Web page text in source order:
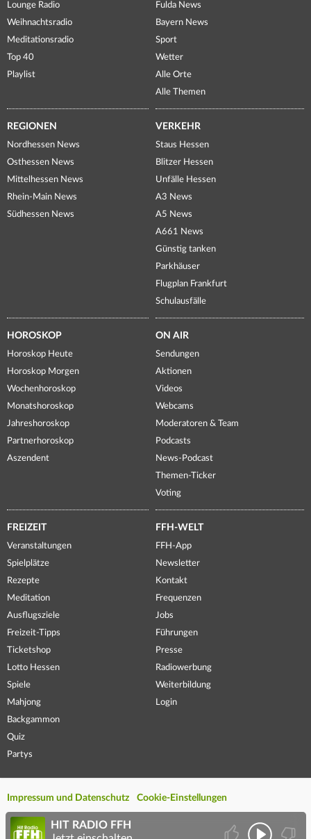
Lounge Radio
Weihnachtsradio
Meditationsradio
Top 40
Playlist
Fulda News
Bayern News
Sport
Wetter
Alle Orte
Alle Themen
REGIONEN
Nordhessen News
Osthessen News
Mittelhessen News
Rhein-Main News
Südhessen News
VERKEHR
Staus Hessen
Blitzer Hessen
Unfälle Hessen
A3 News
A5 News
A661 News
Günstig tanken
Parkhäuser
Flugplan Frankfurt
Schulausfälle
HOROSKOP
Horoskop Heute
Horoskop Morgen
Wochenhoroskop
Monatshoroskop
Jahreshoroskop
Partnerhoroskop
Aszendent
ON AIR
Sendungen
Aktionen
Videos
Webcams
Moderatoren & Team
Podcasts
News-Podcast
Themen-Ticker
Voting
FREIZEIT
Veranstaltungen
Spielplätze
Rezepte
Meditation
Ausflugsziele
Freizeit-Tipps
Ticketshop
Lotto Hessen
Spiele
Mahjong
Backgammon
Quiz
Partys
FFH-WELT
FFH-App
Newsletter
Kontakt
Frequenzen
Jobs
Führungen
Presse
Radiowerbung
Weiterbildung
Login
Impressum und Datenschutz Cookie-Einstellungen
HIT RADIO FFH